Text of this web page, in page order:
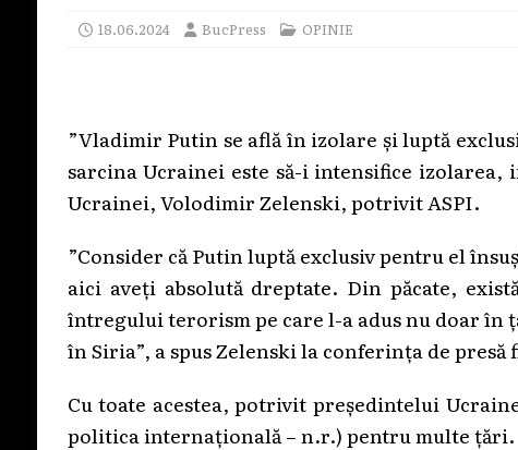
18.06.2024 BucPress OPINIE
”Vladimir Putin se află în izolare și luptă
sarcina Ucrainei este să-i intensifice izolarea,
Ucrainei, Volodimir Zelenski, potrivit ASPI.
”Consider că Putin luptă exclusiv pentru el
aici aveți absolută dreptate. Din păcate,
întregului terorism pe care l-a adus nu doar
în Siria”, a spus Zelenski la conferința de
Cu toate acestea, potrivit președintelui
politica internațională – n.r.) pentru multe țări.